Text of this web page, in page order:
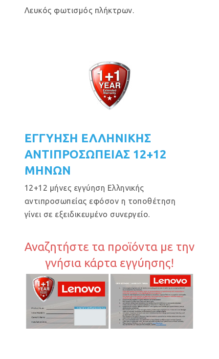
Λευκός φωτισμός πλήκτρων.
ΕΓΓΥΗΣΗ ΕΛΛΗΝΙΚΗΣ
ΑΝΤΙΠΡΟΣΩΠΕΙΑΣ 12+12
ΜΗΝΩΝ
12+12 μήνες εγγύηση Ελληνικής
αντιπροσωπείας εφόσον η τοποθέτηση
γίνει σε εξειδικευμένο συνεργείο.
Αναζητήστε τα προϊόντα με την
γνήσια κάρτα εγγύησης!